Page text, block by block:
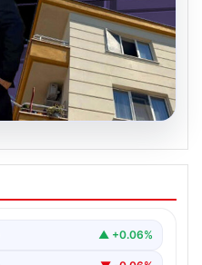
felakete
yoğun
▲ +0.06%